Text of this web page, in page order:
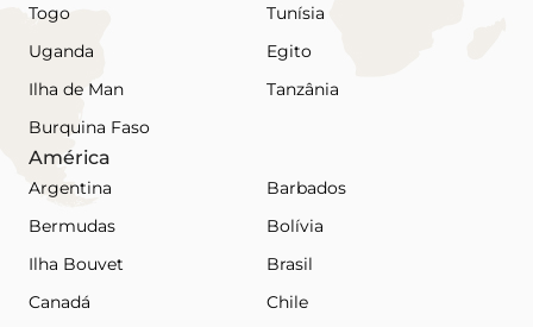
Togo
Tunísia
Uganda
Egito
Ilha de Man
Tanzânia
Burquina Faso
América
Argentina
Barbados
Bermudas
Bolívia
Ilha Bouvet
Brasil
Canadá
Chile